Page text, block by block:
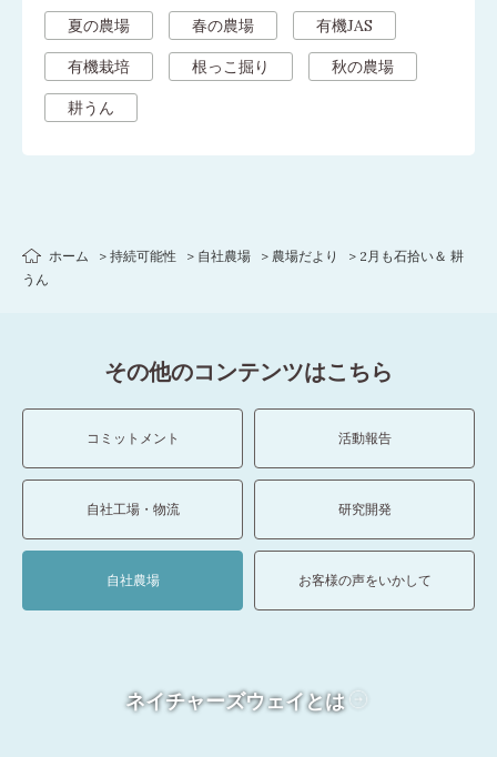
夏の農場 春の農場 有機JAS
有機栽培 根っこ掘り 秋の農場
耕うん
ホーム 持続可能性 自社農場 農場だより
2月も石拾い＆ 耕
うん
その他のコンテンツはこちら
コミットメント 活動報告
自社工場・物流 研究開発
自社農場 お客様の声をいかして
ネイチャーズウェイとは